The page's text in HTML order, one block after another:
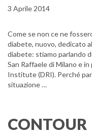
3 Aprile 2014
Come se non ce ne
diabete, nuovo, dedicato
diabete: stiamo parlando
San Raffaele di Milano e
Institute (DRI). Perché
situazione …
CONTOUR